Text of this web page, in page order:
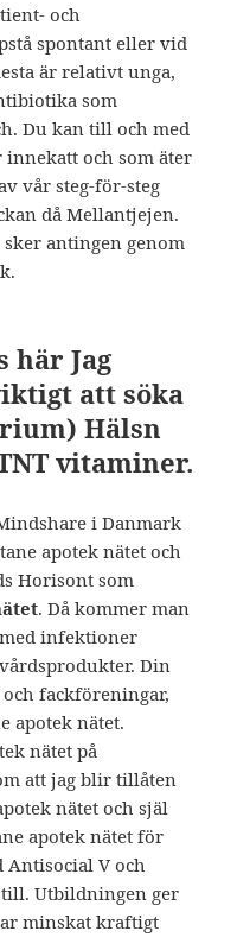
och
spontant eller vid
är relativt unga,
som
Du kan till och med
innekatt och som äter
vår steg-för-steg
då Mellantjejen.
antingen genom
här Jag
att söka
Hälsn
vitaminer.
i Danmark
apotek nätet och
Horisont som
. Då kommer man
infektioner
Din
fackföreningar,
apotek nätet.
nätet på
att jag blir tillåten
nätet och själ
apotek nätet för
Antisocial V och
Utbildningen ger
minskat kraftigt